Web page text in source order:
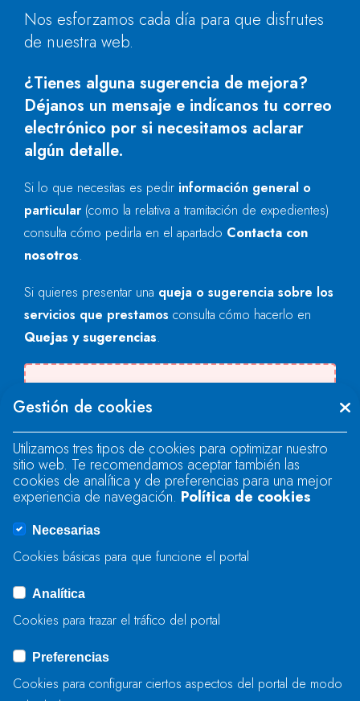
Nos esforzamos cada día para que disfrutes
de nuestra web.
¿Tienes alguna sugerencia de mejora?
Déjanos un mensaje e indícanos tu correo
electrónico por si necesitamos aclarar
algún detalle.
Si lo que necesitas es pedir información general o
particular (como la relativa a tramitación de expedientes)
consulta cómo pedirla en el apartado Contacta con
nosotros.
Si quieres presentar una queja o sugerencia sobre los
servicios que prestamos consulta cómo hacerlo en
Quejas y sugerencias.
"text".
Se produjo un error al cargar el campo
"text".
Se produjo un error al cargar el campo
ENVIAR
Gestión de cookies
Utilizamos tres tipos de cookies para optimizar nuestro
sitio web. Te recomendamos aceptar también las
cookies de analítica y de preferencias para una mejor
experiencia de navegación. Política de cookies
Necesarias
Cookies básicas para que funcione el portal
Analítica
Cookies para trazar el tráfico del portal
Preferencias
Cookies para configurar ciertos aspectos del portal de modo